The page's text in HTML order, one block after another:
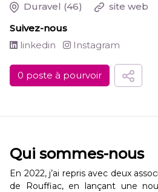
Duravel (46)
site web
Suivez-nous
linkedin
Instagram
0 poste à pourvoir
Qui sommes-nous
En 2022, j’ai repris avec deux
de Rouffiac, en lançant une